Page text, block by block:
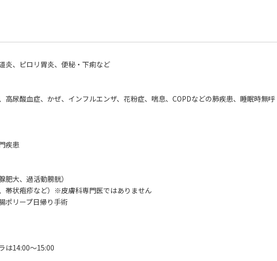
炎、ピロリ胃炎、便秘・下痢など
高尿酸血症、かぜ、インフルエンザ、花粉症、喘息、COPDなどの肺疾患、睡眠時無呼
疾患
肥大、過活動膀胱）
帯状疱疹など）※皮膚科専門医ではありません
ポリープ日帰り手術
は14:00～15:00